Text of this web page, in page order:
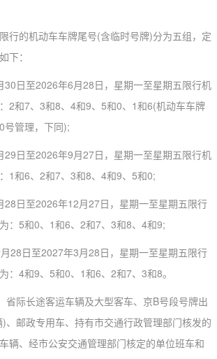
的机动车车牌尾号(含临时号牌)分为五组，定
下：
日至2026年6月28日，星期一至星期五限行机
2和7、3和8、4和9、5和0、1和6(机动车车牌
号管理，下同);
日至2026年9月27日，星期一至星期五限行机
1和6、2和7、3和8、4和9、5和0;
日至2026年12月27日，星期一至星期五限行
：5和0、1和6、2和7、3和8、4和9;
日至2027年3月28日，星期一至星期五限行
：4和9、5和0、1和6、2和7、3和8。
际长途客运车辆及大型客车、京B号段号牌出
、邮政专用车、持有市交通行政管理部门核发的
辆、经市公安交通管理部门核定的单位班车和